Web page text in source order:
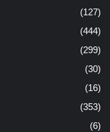
(127)
(444)
(299)
(30)
(16)
(353)
(6)